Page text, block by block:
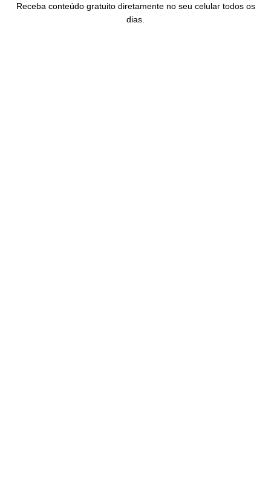
Receba conteúdo gratuito diretamente no seu celular todos os
dias.